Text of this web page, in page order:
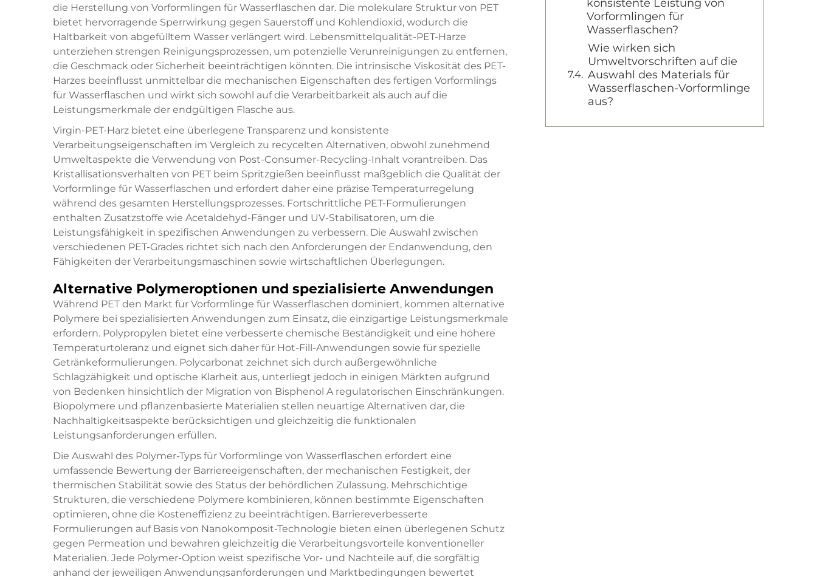
die Herstellung von Vorformlingen für Wasserflaschen dar. Die molekulare Struktur von PET
bietet hervorragende Sperrwirkung gegen Sauerstoff und Kohlendioxid, wodurch die
Haltbarkeit von abgefülltem Wasser verlängert wird. Lebensmittelqualität-PET-Harze
unterziehen strengen Reinigungsprozessen, um potenzielle Verunreinigungen zu entfernen,
die Geschmack oder Sicherheit beeinträchtigen könnten. Die intrinsische Viskosität des PET-
Harzes beeinflusst unmittelbar die mechanischen Eigenschaften des fertigen Vorformlings
für Wasserflaschen und wirkt sich sowohl auf die Verarbeitbarkeit als auch auf die
Leistungsmerkmale der endgültigen Flasche aus.
Virgin-PET-Harz bietet eine überlegene Transparenz und konsistente
Verarbeitungseigenschaften im Vergleich zu recycelten Alternativen, obwohl zunehmend
Umweltaspekte die Verwendung von Post-Consumer-Recycling-Inhalt vorantreiben. Das
Kristallisationsverhalten von PET beim Spritzgießen beeinflusst maßgeblich die Qualität der
Vorformlinge für Wasserflaschen und erfordert daher eine präzise Temperaturregelung
während des gesamten Herstellungsprozesses. Fortschrittliche PET-Formulierungen
enthalten Zusatzstoffe wie Acetaldehyd-Fänger und UV-Stabilisatoren, um die
Leistungsfähigkeit in spezifischen Anwendungen zu verbessern. Die Auswahl zwischen
verschiedenen PET-Grades richtet sich nach den Anforderungen der Endanwendung, den
Fähigkeiten der Verarbeitungsmaschinen sowie wirtschaftlichen Überlegungen.
Alternative Polymeroptionen und spezialisierte Anwendungen
Während PET den Markt für Vorformlinge für Wasserflaschen dominiert, kommen alternative
Polymere bei spezialisierten Anwendungen zum Einsatz, die einzigartige Leistungsmerkmale
erfordern. Polypropylen bietet eine verbesserte chemische Beständigkeit und eine höhere
Temperaturtoleranz und eignet sich daher für Hot-Fill-Anwendungen sowie für spezielle
Getränkeformulierungen. Polycarbonat zeichnet sich durch außergewöhnliche
Schlagzähigkeit und optische Klarheit aus, unterliegt jedoch in einigen Märkten aufgrund
von Bedenken hinsichtlich der Migration von Bisphenol A regulatorischen Einschränkungen.
Biopolymere und pflanzenbasierte Materialien stellen neuartige Alternativen dar, die
Nachhaltigkeitsaspekte berücksichtigen und gleichzeitig die funktionalen
Leistungsanforderungen erfüllen.
Die Auswahl des Polymer-Typs für Vorformlinge von Wasserflaschen erfordert eine
umfassende Bewertung der Barriereeigenschaften, der mechanischen Festigkeit, der
thermischen Stabilität sowie des Status der behördlichen Zulassung. Mehrschichtige
Strukturen, die verschiedene Polymere kombinieren, können bestimmte Eigenschaften
optimieren, ohne die Kosteneffizienz zu beeinträchtigen. Barriereverbesserte
Formulierungen auf Basis von Nanokomposit-Technologie bieten einen überlegenen Schutz
gegen Permeation und bewahren gleichzeitig die Verarbeitungsvorteile konventioneller
Materialien. Jede Polymer-Option weist spezifische Vor- und Nachteile auf, die sorgfältig
anhand der jeweiligen Anwendungsanforderungen und Marktbedingungen bewertet
konsistente Leistung von
Vorformlingen für
Wasserflaschen?
Wie wirken sich
Umweltvorschriften auf die
Auswahl des Materials für
Wasserflaschen-Vorformlinge
aus?